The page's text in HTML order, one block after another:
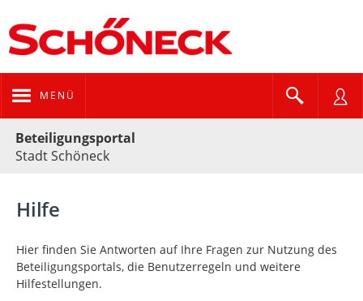
MENÜ
Beteiligungsportal
Stadt Schöneck
Hilfe
Hier finden Sie Antworten auf Ihre Fragen zur Nutzung des
Beteiligungsportals, die Benutzerregeln und weitere
Hilfestellungen.